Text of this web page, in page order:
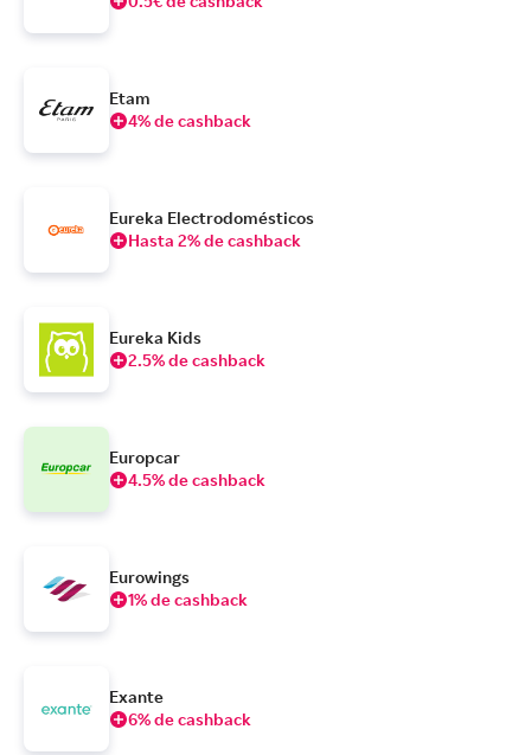
Etam
4% de cashback
Eureka Electrodomésticos
Hasta 2% de cashback
Eureka Kids
2.5% de cashback
Europcar
4.5% de cashback
Eurowings
1% de cashback
Exante
6% de cashback